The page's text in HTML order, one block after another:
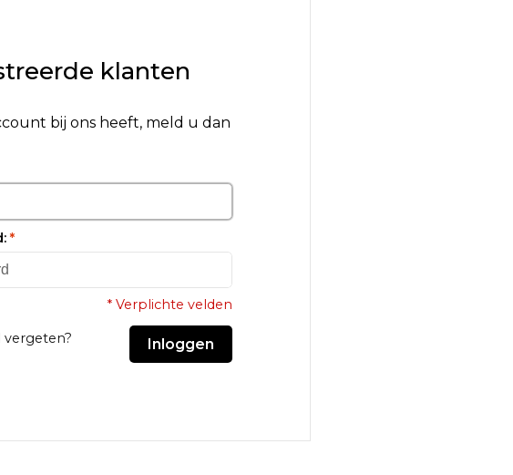
klanten
bij ons heeft, meld u dan
*
* Verplichte velden
Inloggen